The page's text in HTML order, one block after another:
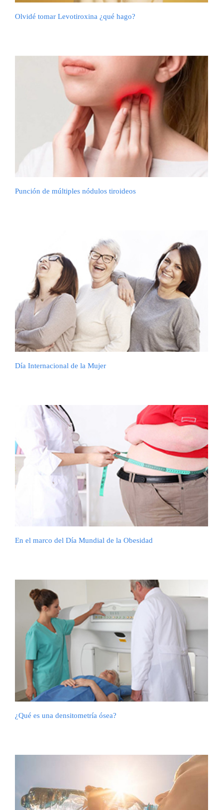
Olvidé tomar Levotiroxina ¿qué hago?
Punción de múltiples nódulos tiroideos
Día Internacional de la Mujer
En el marco del Día Mundial de la Obesidad
¿Qué es una densitometría ósea?